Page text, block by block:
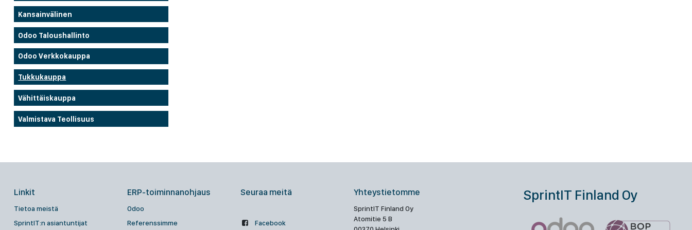
Kansainvälinen
Odoo Taloushallinto
Odoo Verkkokauppa
Tukkukauppa
Vähittäiskauppa
Valmistava Teollisuus
Linkit
Tietoa meistä
SprintIT:n asiantuntijat
ERP-toiminnanohjaus
Odoo
Referenssimme
Seuraa meitä
Facebook
Yhteystietomme
SprintIT Finland Oy
Atomitie 5 B
SprintIT Finland Oy